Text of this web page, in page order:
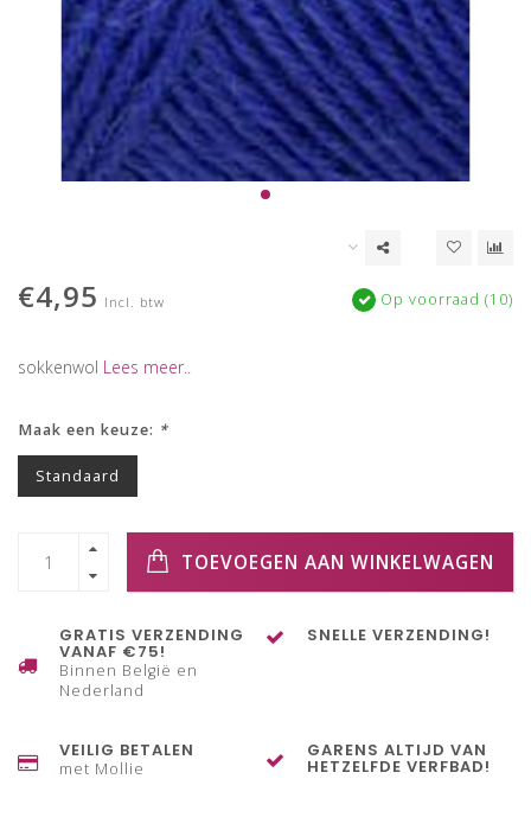
€4,95 Incl. btw Op voorraad (10)
sokkenwol Lees meer..
Maak een keuze: *
Standaard
TOEVOEGEN AAN WINKELWAGEN
GRATIS VERZENDING
VANAF €75!
Binnen België en
Nederland
SNELLE VERZENDING!
VEILIG BETALEN
met Mollie
GARENS ALTIJD VAN
HETZELFDE VERFBAD!